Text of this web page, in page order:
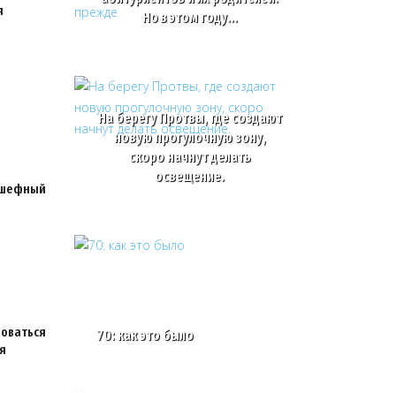
Но в этом году…
На берегу Протвы, где создают
новую прогулочную зону,
скоро начнут делать
освещение.
70: как это было